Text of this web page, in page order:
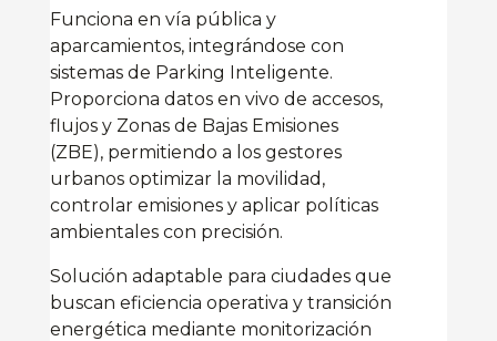
Funciona en vía pública y
aparcamientos, integrándose con
sistemas de Parking Inteligente.
Proporciona datos en vivo de accesos,
flujos y Zonas de Bajas Emisiones
(ZBE), permitiendo a los gestores
urbanos optimizar la movilidad,
controlar emisiones y aplicar políticas
ambientales con precisión.
Solución adaptable para ciudades que
buscan eficiencia operativa y transición
energética mediante monitorización